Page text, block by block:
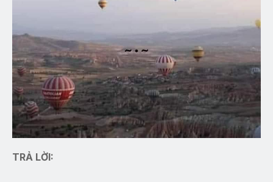
TRẢ LỜI: